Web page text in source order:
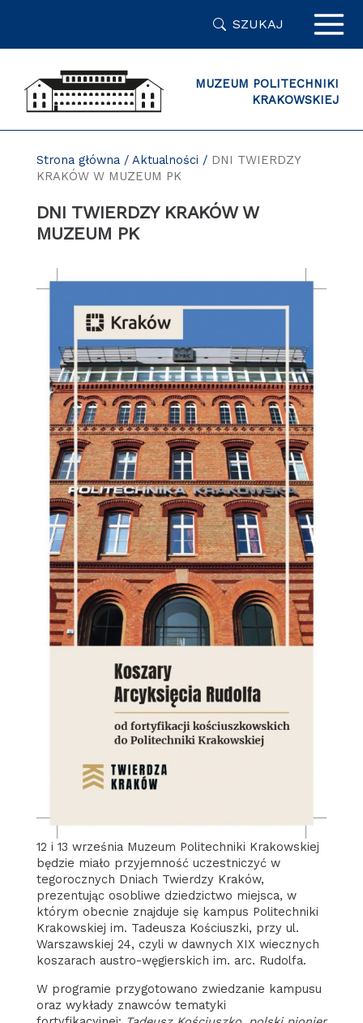
SZUKAJ
MUZEUM POLITECHNIKI
KRAKOWSKIEJ
Strona główna/ Aktualności / DNI TWIERDZY
KRAKÓW W MUZEUM PK
DNI TWIERDZY KRAKÓW W
MUZEUM PK
12 i 13 września Muzeum Politechniki Krakowskiej
będzie miało przyjemność uczestniczyć w
tegorocznych Dniach Twierdzy Kraków,
prezentując osobliwe dziedzictwo miejsca, w
którym obecnie znajduje się kampus Politechniki
Krakowskiej im. Tadeusza Kościuszki, przy ul.
Warszawskiej 24, czyli w dawnych XIX wiecznych
koszarach austro-węgierskich im. arc. Rudolfa.
W programie przygotowano zwiedzanie kampusu
oraz wykłady znawców tematyki